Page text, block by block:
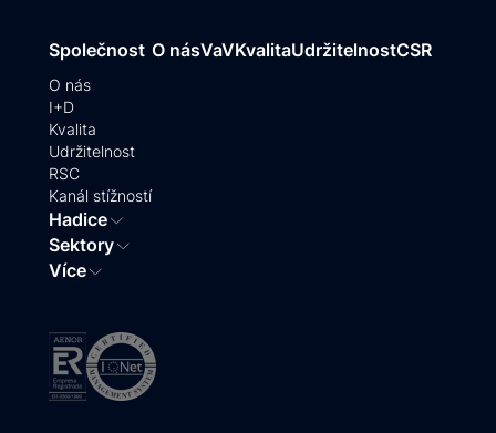
Společnost
O nás
I+D
Kvalita
Udržitelnost
RSC
Kanál stížností
O násVaVKvalitaUdržitelnostCSR
Hadice
Sektory
Více